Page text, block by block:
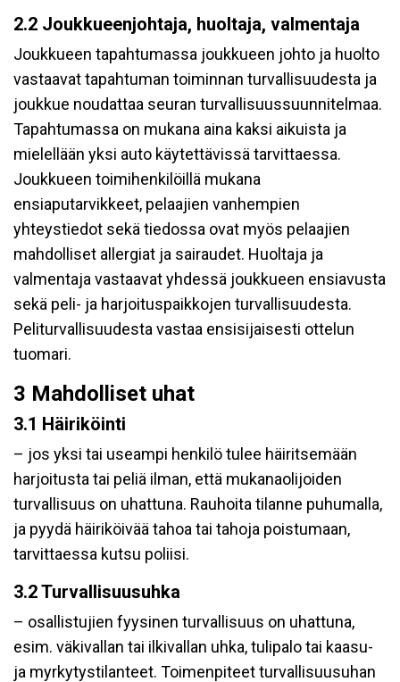
2.2 Joukkueenjohtaja, huoltaja, valmentaja
Joukkueen tapahtumassa joukkueen johto ja huolto
vastaavat tapahtuman toiminnan turvallisuudesta ja
joukkue noudattaa seuran turvallisuussuunnitelmaa.
Tapahtumassa on mukana aina kaksi aikuista ja
mielellään yksi auto käytettävissä tarvittaessa.
Joukkueen toimihenkilöillä mukana
ensiaputarvikkeet, pelaajien vanhempien
yhteystiedot sekä tiedossa ovat myös pelaajien
mahdolliset allergiat ja sairaudet. Huoltaja ja
valmentaja vastaavat yhdessä joukkueen ensiavusta
sekä peli- ja harjoituspaikkojen turvallisuudesta.
Peliturvallisuudesta vastaa ensisijaisesti ottelun
tuomari.
3 Mahdolliset uhat
3.1 Häiriköinti
– jos yksi tai useampi henkilö tulee häiritsemään
harjoitusta tai peliä ilman, että mukanaolijoiden
turvallisuus on uhattuna. Rauhoita tilanne puhumalla,
ja pyydä häiriköivää tahoa tai tahoja poistumaan,
tarvittaessa kutsu poliisi.
3.2 Turvallisuusuhka
– osallistujien fyysinen turvallisuus on uhattuna,
esim. väkivallan tai ilkivallan uhka, tulipalo tai kaasu-
ja myrkytystilanteet. Toimenpiteet turvallisuusuhan